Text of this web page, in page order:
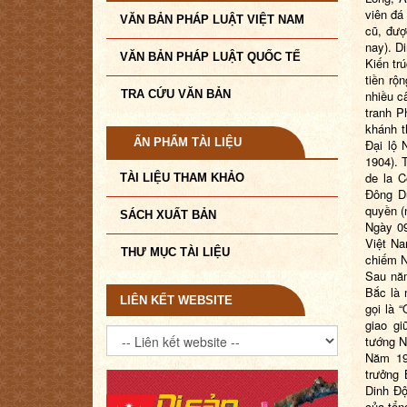
VĂN BẢN PHÁP LUẬT VIỆT NAM
VĂN BẢN PHÁP LUẬT QUỐC TẾ
TRA CỨU VĂN BẢN
ẤN PHẨM TÀI LIỆU
TÀI LIỆU THAM KHẢO
SÁCH XUẤT BẢN
THƯ MỤC TÀI LIỆU
LIÊN KẾT WEBSITE
viên
cũ,
nay).
Kiến
tiền
nhiều
tranh
khánh
Đại lộ
1904).
de la
Đông
quyền (
Ngày 0
Việt
chiếm
Sau
Bắc là
gọi là “
giao
tướng
Năm
trưởng
Dinh